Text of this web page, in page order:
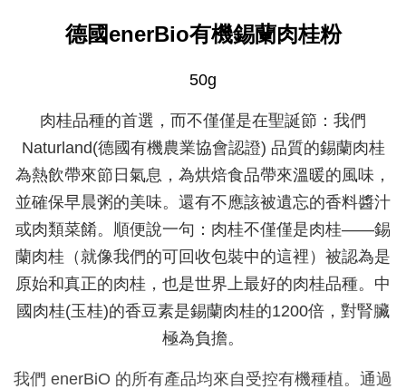
德國enerBio有機錫蘭肉桂粉
50g
肉桂品種的首選，而不僅僅是在聖誕節：我們
Naturland(德國有機農業協會認證) 品質的錫蘭肉桂
為熱飲帶來節日氣息，為烘焙食品帶來溫暖的風味，
並確保早晨粥的美味。還有不應該被遺忘的香料醬汁
或肉類菜餚。順便說一句：肉桂不僅僅是肉桂——錫
蘭肉桂（就像我們的可回收包裝中的這裡）被認為是
原始和真正的肉桂，也是世界上最好的肉桂品種。中
國肉桂(玉桂)的香豆素是錫蘭肉桂的1200倍，對腎臟
極為負擔。
我們 enerBiO 的所有產品均來自受控有機種植。通過